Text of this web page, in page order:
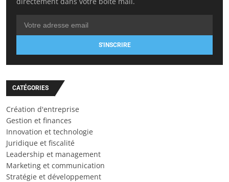
S'INSCRIRE
CATÉGORIES
Création d'entreprise
Gestion et finances
Innovation et technologie
Juridique et fiscalité
Leadership et management
Marketing et communication
Stratégie et développement